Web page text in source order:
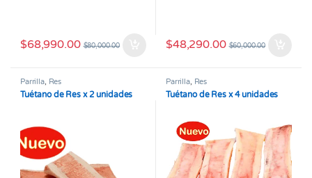
$68,990.00 $80,000.00 $48,290.00 $60,000.00
Parrilla, Res
Tuétano de Res x 2 unidades
Parrilla, Res
Tuétano de Res x 4 unidades